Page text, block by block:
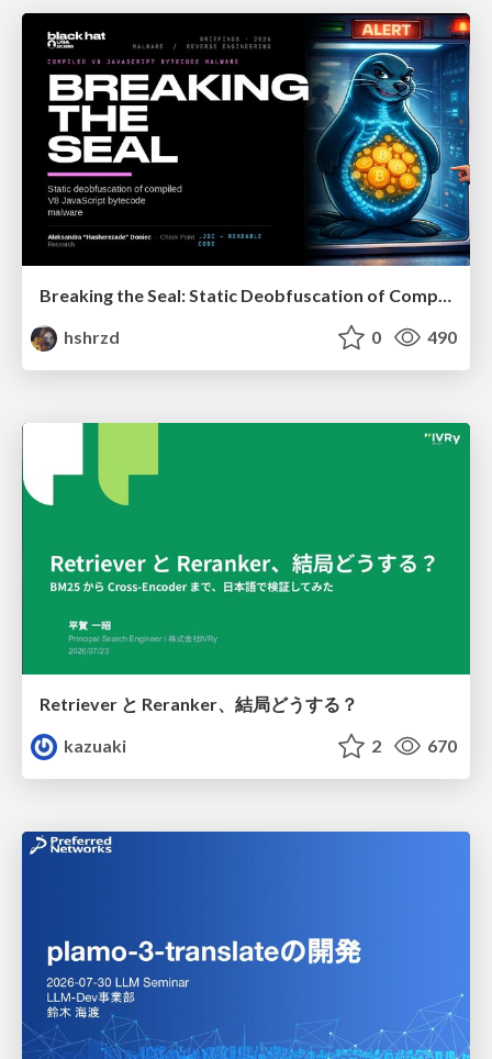
hshrzd
0 490
Retriever と Reranker、結局どうする？
kazuaki
2 670